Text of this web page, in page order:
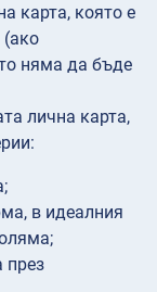
карта, която е
(ако
няма да бъде
лична карта,
в идеалния
през